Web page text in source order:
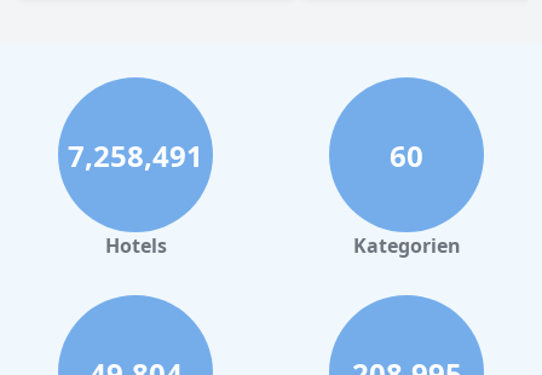
7,258,491
Hotels
60
Kategorien